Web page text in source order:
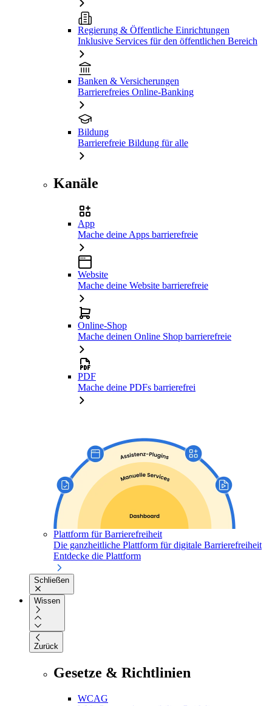
Regierung & Öffentliche Einrichtungen
Inklusive Services für den öffentlichen Bereich
Banken & Versicherungen
Barrierefreies Online-Banking
Bildung
Barrierefreie Bildung für alle
Kanäle
App
Mache deine Apps barrierefreie
Website
Mache deine Website barrierefreie
Online-Shop
Mache deinen Online Shop barrierefreie
PDF
Mache deine PDFs barrierefrei
Plattform für Barrierefreiheit
Die ganzheitliche Plattform für digitale Barrierefreiheit
Entdecke die Plattform
Schließen
Wissen
Zurück
Gesetze & Richtlinien
WCAG